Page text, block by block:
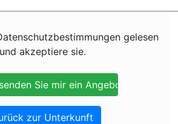
gelesen
und akzeptiere sie.
zur Unterkunft